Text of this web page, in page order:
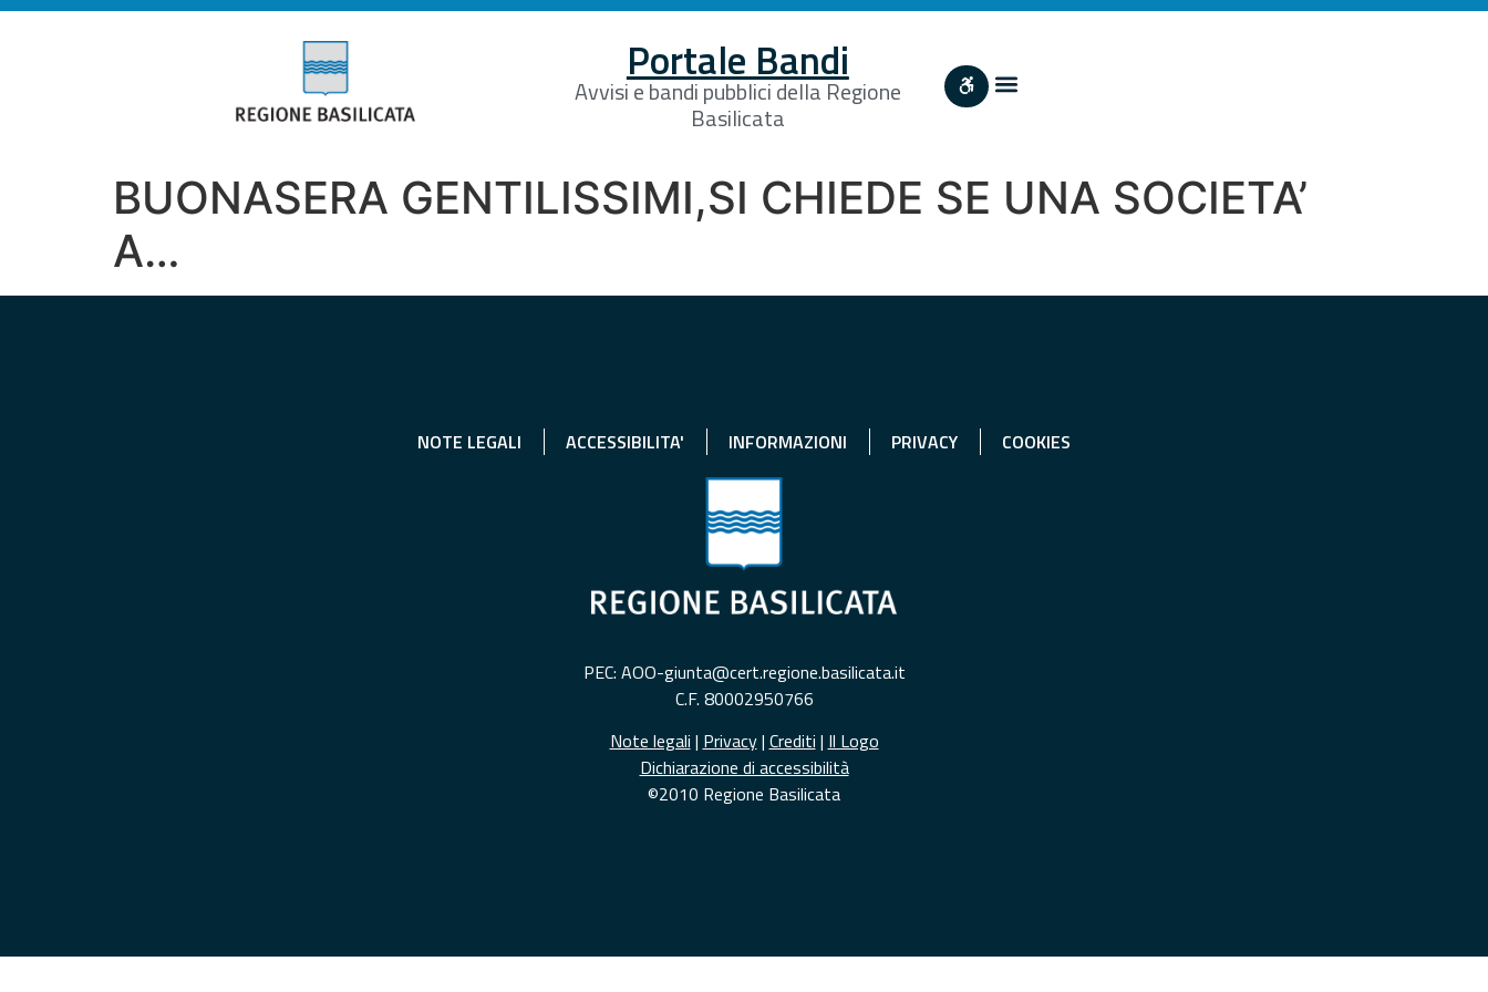
Portale Bandi
Avvisi e bandi pubblici della Regione
Basilicata
BUONASERA GENTILISSIMI,SI CHIEDE SE UNA SOCIETA’
A…
NOTE LEGALI ACCESSIBILITA' INFORMAZIONI PRIVACY COOKIES
PEC: AOO-giunta@cert.regione.basilicata.it
C.F. 80002950766
Note legali | Privacy| Crediti | Il Logo
Dichiarazione di accessibilità
©2010 Regione Basilicata